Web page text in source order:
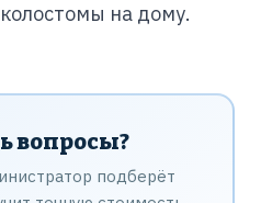
на дому.
вопросы?
подберёт